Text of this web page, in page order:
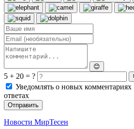
😊
5 + 20 = ?
Уведомлять о новых комментариях
ответах
Отправить
Новости МирТесен